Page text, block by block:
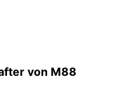
von M88